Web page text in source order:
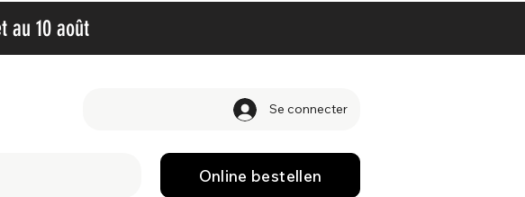
au 10 août​
Se connecter
Online bestellen